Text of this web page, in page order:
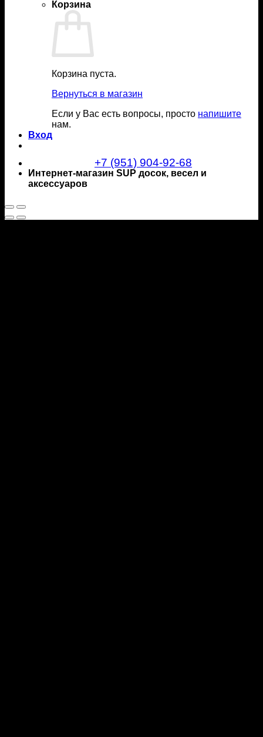
Корзина
Корзина пуста.
Вернуться в магазин
Если у Вас есть вопросы, просто напишите
нам.
Вход
+7 (951) 904-92-68
Интернет-магазин SUP досок, весел и
аксессуаров